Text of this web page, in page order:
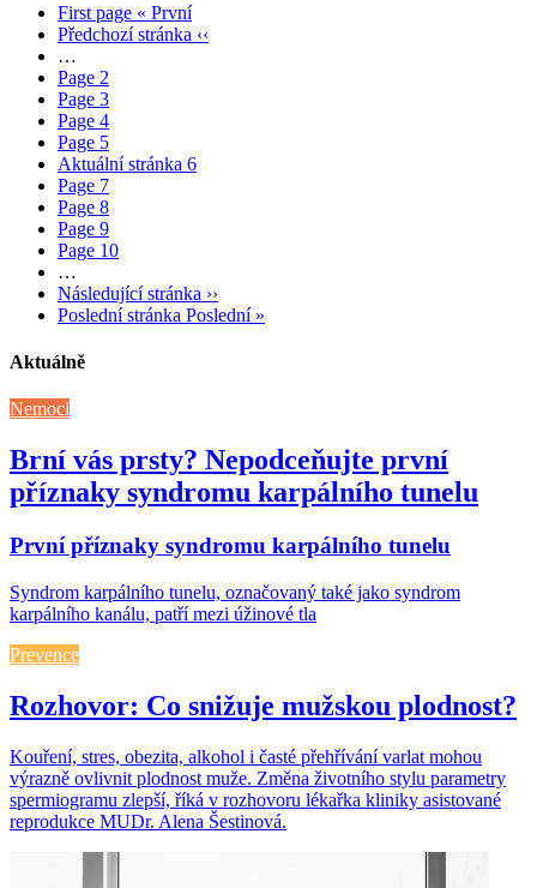
First page « První
Předchozí stránka ‹‹
…
Page 2
Page 3
Page 4
Page 5
Aktuální stránka 6
Page 7
Page 8
Page 9
Page 10
…
Následující stránka ››
Poslední stránka Poslední »
Aktuálně
Nemoci
Brní vás prsty? Nepodceňujte první
příznaky syndromu karpálního tunelu
První příznaky syndromu karpálního tunelu
Syndrom karpálního tunelu, označovaný také jako syndrom
karpálního kanálu, patří mezi úžinové tla
Prevence
Rozhovor: Co snižuje mužskou plodnost?
Kouření, stres, obezita, alkohol i časté přehřívání varlat mohou
výrazně ovlivnit plodnost muže. Změna životního stylu parametry
spermiogramu zlepší, říká v rozhovoru lékařka kliniky asistované
reprodukce MUDr. Alena Šestinová.